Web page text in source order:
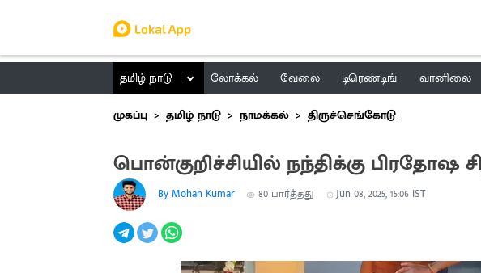
தமிழ் நாடு லோக்கல் வேலை டிரெண்டிங் வானிலை
முகப்பு
தமிழ் நாடு நாமக்கல் திருச்செங்கோடு
பொன்குறிச்சியில் நந்திக்கு பிரதோஷ
By Mohan Kumar 80 பார்த்தது Jun 08, 2025, 15:06 IST